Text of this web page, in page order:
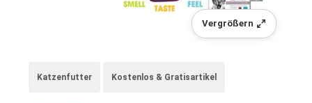
Vergrößern
Katzenfutter Kostenlos & Gratisartikel